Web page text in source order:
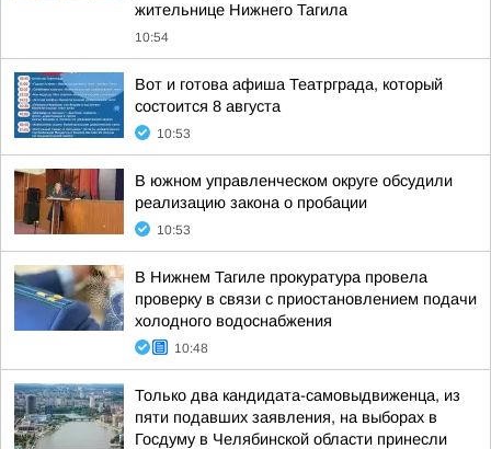
жительнице Нижнего Тагила
10:54
Вот и готова афиша Театрграда, который
состоится 8 августа
10:53
В южном управленческом округе обсудили
реализацию закона о пробации
10:53
В Нижнем Тагиле прокуратура провела
проверку в связи с приостановлением подачи
холодного водоснабжения
10:48
Только два кандидата-самовыдвиженца, из
пяти подавших заявления, на выборах в
Госдуму в Челябинской области принесли